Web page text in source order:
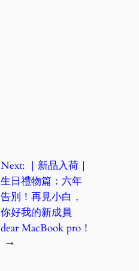
Next: ｜新品入荷｜
生日禮物篇：六年
告別！再見小白，
你好我的新成員
dear MacBook pro！
→